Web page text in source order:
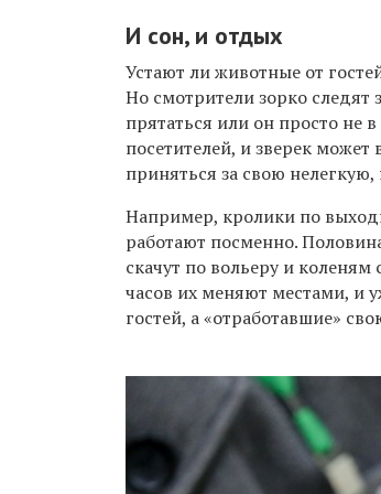
И сон, и отдых
Устают ли животные от
Но смотрители зорко следят
прятаться или он просто не
посетителей, и зверек
приняться за свою
Например, кролики по
работают посменно.
скачут по вольеру и
часов их меняют местами, и
гостей, а «отработавшие»